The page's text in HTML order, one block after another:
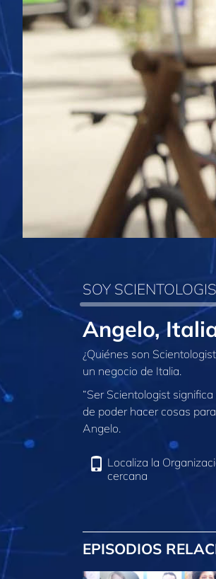
SOY
Angelo,
¿Quiénes son
un negocio de Italia.
“Ser Scientologist
de poder hacer cosas
Angelo.
Localiza la
cercana
EPISODIOS